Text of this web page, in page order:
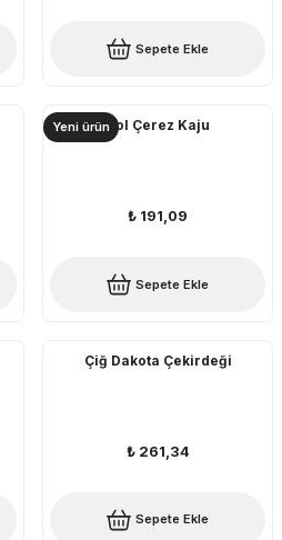
Sepete Ekle
Yeni ürünBol Çerez Kaju
₺ 191,09
Sepete Ekle
Çiğ Dakota Çekirdeği
₺ 261,34
Sepete Ekle